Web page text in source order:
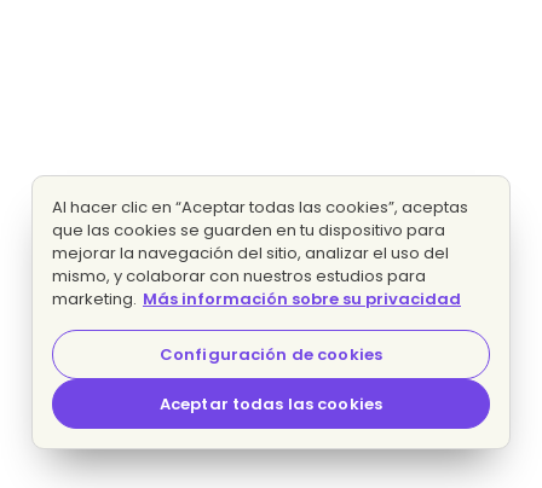
Al hacer clic en “Aceptar todas las cookies”, aceptas
que las cookies se guarden en tu dispositivo para
mejorar la navegación del sitio, analizar el uso del
mismo, y colaborar con nuestros estudios para
marketing. Más información sobre su privacidad
Configuración de cookies
Aceptar todas las cookies